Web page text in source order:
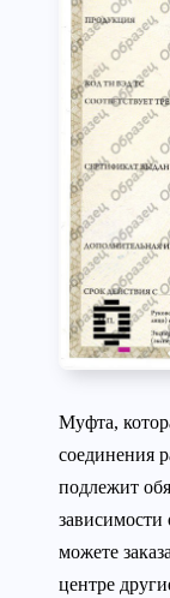
Муфта,
соединения
подлежит
можете
центре